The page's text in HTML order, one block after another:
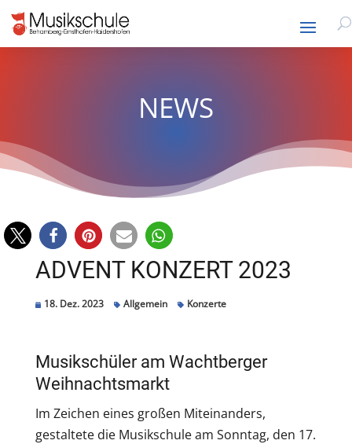
NEWS
ADVENT KONZERT 2023
18. Dez. 2023 Allgemein Konzerte
Musikschüler am Wachtberger
Weihnachtsmarkt
Im Zeichen eines großen Miteinanders,
gestaltete die Musikschule am Sonntag, den 17.